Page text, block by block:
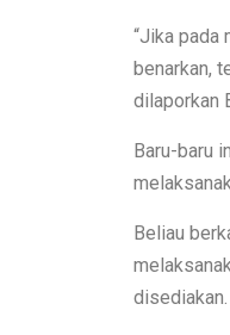
“Jika pada
benarkan,
dilaporkan
Baru-baru
Beliau
disediakan.